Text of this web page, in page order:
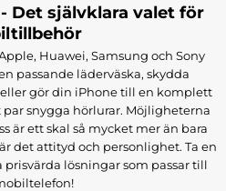
Det självklara valet för
Huawei, Samsung och Sony
passande läderväska, skydda
gör din iPhone till en komplett
snygga hörlurar. Möjligheterna
är ett skal så mycket mer än bara
det attityd och personlighet. Ta en
lösningar som passar till